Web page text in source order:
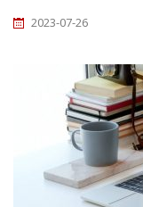
2023-07-26